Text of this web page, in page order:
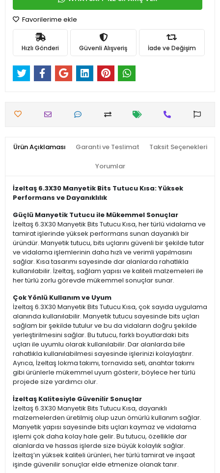
Favorilerime ekle
Hızlı Gönderi Güvenli Alışveriş İade ve Değişim
Ürün Açıklaması Garanti ve Teslimat Taksit Seçenekleri
Yorumlar
İzeltaş 6.3X30 Manyetik Bits Tutucu Kısa: Yüksek
Performans ve Dayanıklılık
Güçlü Manyetik Tutucu ile Mükemmel Sonuçlar
İzeltaş 6.3X30 Manyetik Bits Tutucu Kısa, her türlü vidalama ve
tamirat işlerinde yüksek performans sunan dayanıklı bir
üründür. Manyetik tutucu, bits uçlarını güvenli bir şekilde tutar
ve vidalama işlemlerinin daha hızlı ve verimli yapılmasını
sağlar. Kısa tasarımı sayesinde dar alanlarda rahatlıkla
kullanılabilir. İzeltaş, sağlam yapısı ve kaliteli malzemeleri ile
her türlü zorlu görevde mükemmel sonuçlar sunar.
Çok Yönlü Kullanım ve Uyum
İzeltaş 6.3X30 Manyetik Bits Tutucu Kısa, çok sayıda uygulama
alanında kullanılabilir. Manyetik tutucu sayesinde bits uçları
sağlam bir şekilde tutulur ve bu da vidaların doğru şekilde
yerleştirilmesini sağlar. Bu tutucu, farklı boyutlardaki bits
uçları ile uyumlu olarak kullanılabilir. Dar alanlarda bile
rahatlıkla kullanılabilmesi sayesinde işlerinizi kolaylaştırır.
Ayrıca, İzeltaş lokma takımı, tornavida seti, anahtar takımı
gibi ürünlerle mükemmel uyum gösterir, böylece her türlü
projede size yardımcı olur.
İzeltaş Kalitesiyle Güvenilir Sonuçlar
İzeltaş 6.3X30 Manyetik Bits Tutucu Kısa, dayanıklı
malzemelerden üretilmiş olup uzun ömürlü kullanım sağlar.
Manyetik yapısı sayesinde bits uçları kaymaz ve vidalama
işlemi çok daha kolay hale gelir. Bu tutucu, özellikle dar
alanlarda ve hassas işlerde size büyük kolaylık sağlar.
İzeltaş’ın yüksek kaliteli ürünleri, her türlü tamirat ve inşaat
işinde güvenilir sonuçlar elde etmenize olanak tanır.